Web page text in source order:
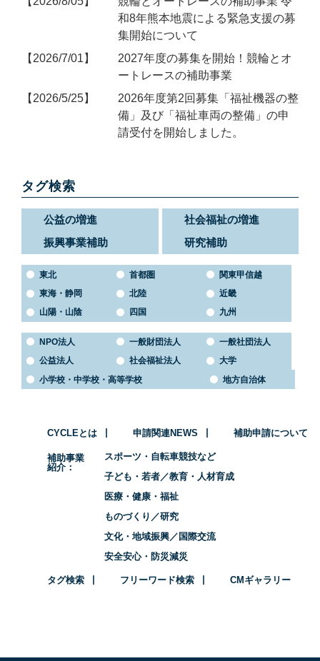
和8年熊本地震による緊急支援の募
集開始について
2026/7/01
2027年度の募集を開始！競輪とオ
ートレースの補助事業
2026/5/25
2026年度第2回募集「福祉機器の整
備」及び「福祉車両の整備」の申
請受付を開始しました。
タグ検索
公益の増進
社会福祉の増進
振興事業補助
研究補助
東北 首都圏
関東甲信越
東海・静岡
北陸
近畿
山陽・山陰
四国 九州
NPO法人 一般財団法人
一般社団法人
公益法人
社会福祉法人
大学
小学校・中学校・高等学校
地方自治体
CYCLEとは 申請関連NEWS 補助申請について
補助事業
紹介
スポーツ・自転車競技など
子ども・若者／教育・人材育成
医療・健康・福祉
ものづくり／研究
文化・地域振興／国際交流
安全安心・防災減災
タグ検索 フリーワード検索 CMギャラリー